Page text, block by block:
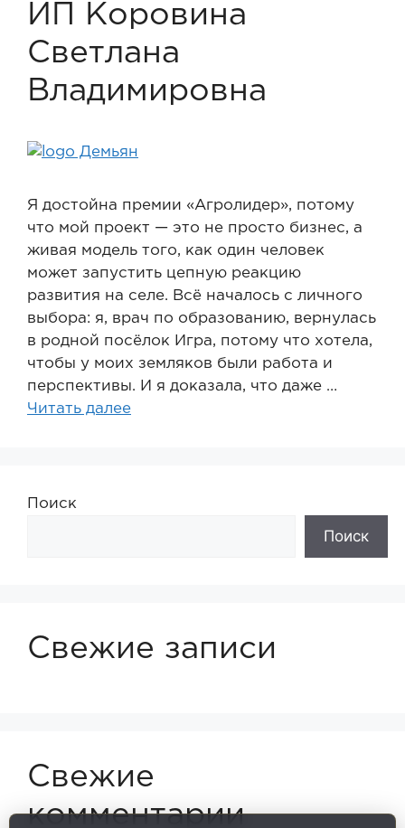
ИП Коровина
Светлана
Владимировна
Я достойна премии «Агролидер», потому
что мой проект — это не просто бизнес, а
живая модель того, как один человек
может запустить цепную реакцию
развития на селе. Всё началось с личного
выбора: я, врач по образованию, вернулась
в родной посёлок Игра, потому что хотела,
чтобы у моих земляков были работа и
перспективы. И я доказала, что даже …
Читать далее
Поиск
Поиск
Свежие записи
Свежие
комментарии